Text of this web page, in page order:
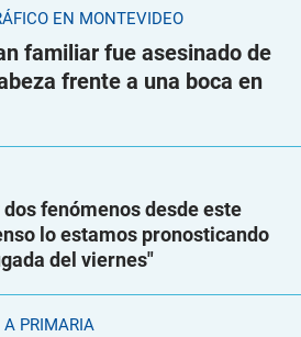
EN MONTEVIDEO
familiar fue asesinado de
frente a una boca en
fenómenos desde este
lo estamos pronosticando
del viernes"
PRIMARIA